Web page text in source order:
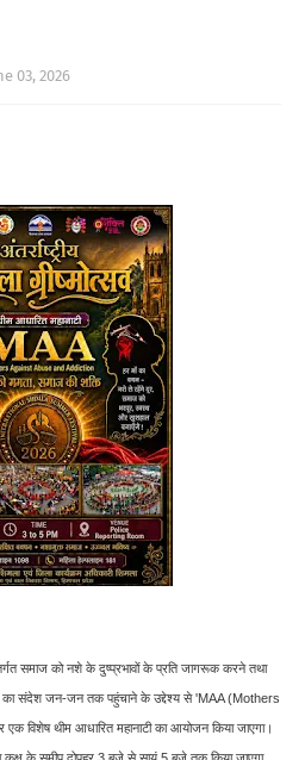
03, 2026
समाज को नशे के दुष्प्रभावों के प्रति जागरूक करने तथा
का संदेश जन-जन तक पहुंचाने के उद्देश्य से 'MAA (Mothers
विशेष थीम आधारित महानाटी का आयोजन किया जाएगा।